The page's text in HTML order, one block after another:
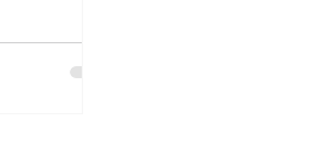
层面的专
的，是一个